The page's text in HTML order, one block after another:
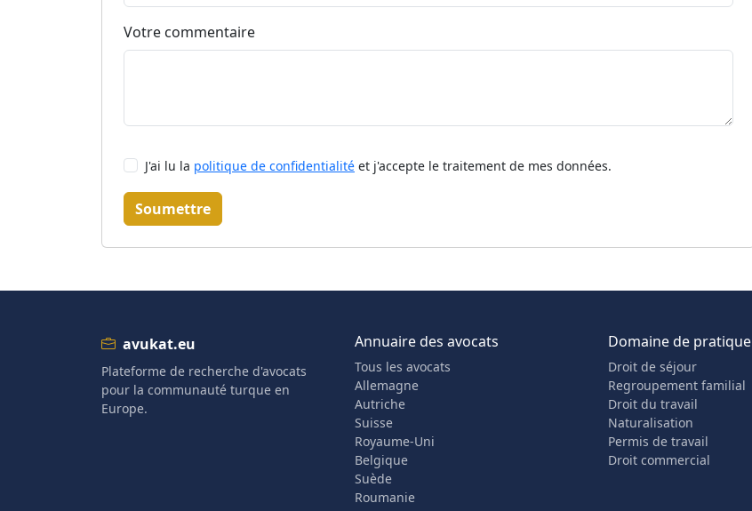
Votre commentaire
J'ai lu la politique de confidentialité et j'accepte le traitement de mes données.
Soumettre
avukat.eu
Plateforme de recherche d'avocats
pour la communauté turque en
Europe.
Annuaire des avocats
Tous les avocats
Allemagne
Autriche
Suisse
Royaume-Uni
Belgique
Suède
Roumanie
Domaine de pratique
Droit de séjour
Regroupement familial
Droit du travail
Naturalisation
Permis de travail
Droit commercial